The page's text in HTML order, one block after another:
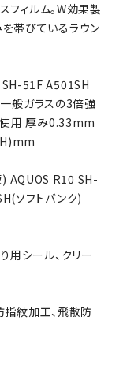
フィルム。W効果製
帯びているラウン
SH-51F A501SH
般ガラスの3倍強
用 厚み0.33mm
) AQUOS R10 SH-
ソフトバンク)
用シール、クリー
指紋加工、飛散防